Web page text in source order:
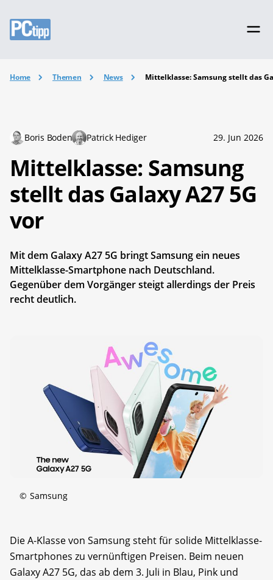
Home Themen News Mittelklasse: Samsung stellt das
Boris Boden Patrick Hediger 29. Jun 2026
Mittelklasse: Samsung
stellt das Galaxy A27 5G
vor
Mit dem Galaxy A27 5G bringt Samsung ein neues
Mittelklasse-Smartphone nach Deutschland.
Gegenüber dem Vorgänger steigt allerdings der Preis
recht deutlich.
© Samsung
Die A-Klasse von Samsung steht für solide Mittelklasse-
Smartphones zu vernünftigen Preisen. Beim neuen
Galaxy A27 5G, das ab dem 3. Juli in Blau, Pink und